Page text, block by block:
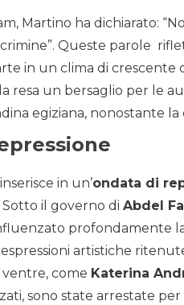
Martino ha dichiarato:
Queste parole
in un clima di crescente
resa un bersaglio per le
egiziana, nonostante la
in un’ondata di
Sotto il governo di Abdel
profondamente
artistiche
come Katerina
sono state arrestate